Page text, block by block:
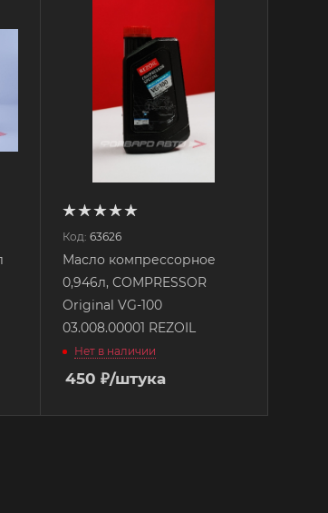
Код: 63626
Масло компрессорное
0,946л, COMPRESSOR
Original VG-100
03.008.00001 REZOIL
Нет в наличии
450 ₽/штука